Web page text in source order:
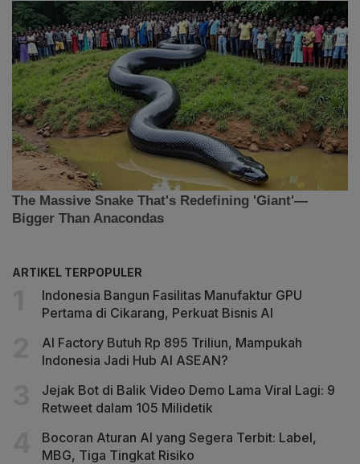
ARTIKEL TERPOPULER
Indonesia Bangun Fasilitas Manufaktur GPU
Pertama di Cikarang, Perkuat Bisnis AI
AI Factory Butuh Rp 895 Triliun, Mampukah
Indonesia Jadi Hub AI ASEAN?
Jejak Bot di Balik Video Demo Lama Viral Lagi: 9
Retweet dalam 105 Milidetik
Bocoran Aturan AI yang Segera Terbit: Label,
MBG, Tiga Tingkat Risiko